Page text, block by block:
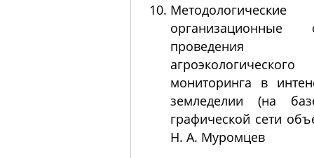
организационные
проведения
агроэкологического
мониторинга в
земледелии (на
графической сети
Н. А. Муромцев